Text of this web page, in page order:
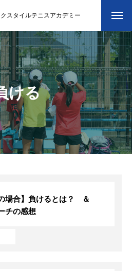
スタイルテニスアカデミー
介
・料金
ける
の場合】負けるとは？ ＆
チの感想